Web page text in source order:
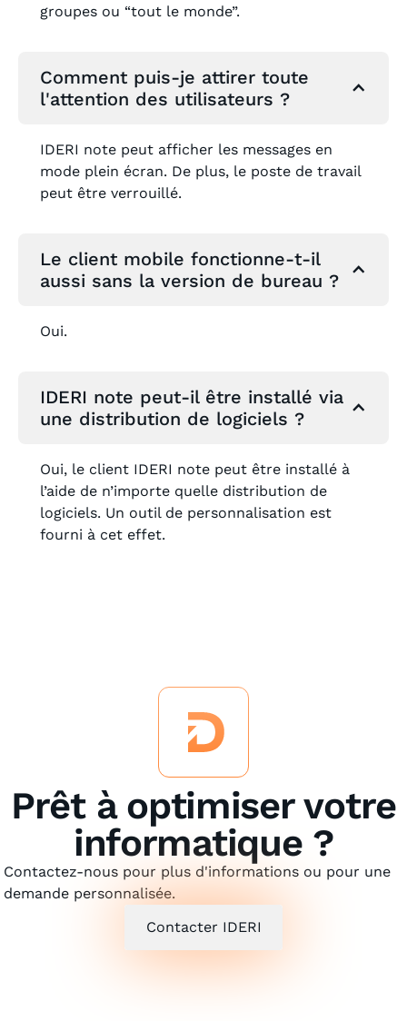
groupes ou “tout le monde”.
Comment puis-je attirer toute
l'attention des utilisateurs ?
IDERI note peut afficher les messages en
mode plein écran. De plus, le poste de travail
peut être verrouillé.
Le client mobile fonctionne-t-il
aussi sans la version de bureau ?
Oui.
IDERI note peut-il être installé via
une distribution de logiciels ?
Oui, le client IDERI note peut être installé à
l’aide de n’importe quelle distribution de
logiciels. Un outil de personnalisation est
fourni à cet effet.
Prêt à optimiser votre
informatique ?
Contactez-nous pour plus d'informations ou pour une
demande personnalisée.
Contacter IDERI